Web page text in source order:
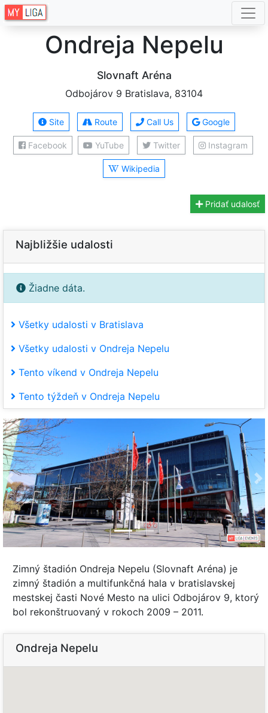
Ondreja Nepelu
Slovnaft Aréna
Odbojárov 9 Bratislava, 83104
Site Route Call Us Google
Facebook YuTube Twitter Instagram
Wikipedia
Pridať udalosť
Najbližšie udalosti
Žiadne dáta.
Všetky udalosti v Bratislava
Všetky udalosti v Ondreja Nepelu
Tento víkend v Ondreja Nepelu
Tento týždeň v Ondreja Nepelu
Predchádzajúca
Zimný štadión Ondreja Nepelu (Slovnaft Aréna) je
zimný štadión a multifunkčná hala v bratislavskej
mestskej časti Nové Mesto na ulici Odbojárov 9, ktorý
bol rekonštruovaný v rokoch 2009 – 2011.
Ondreja Nepelu